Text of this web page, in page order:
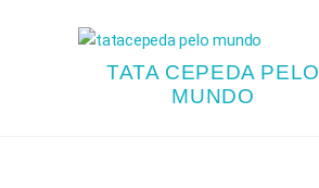
TATA CEPEDA PELO
MUNDO